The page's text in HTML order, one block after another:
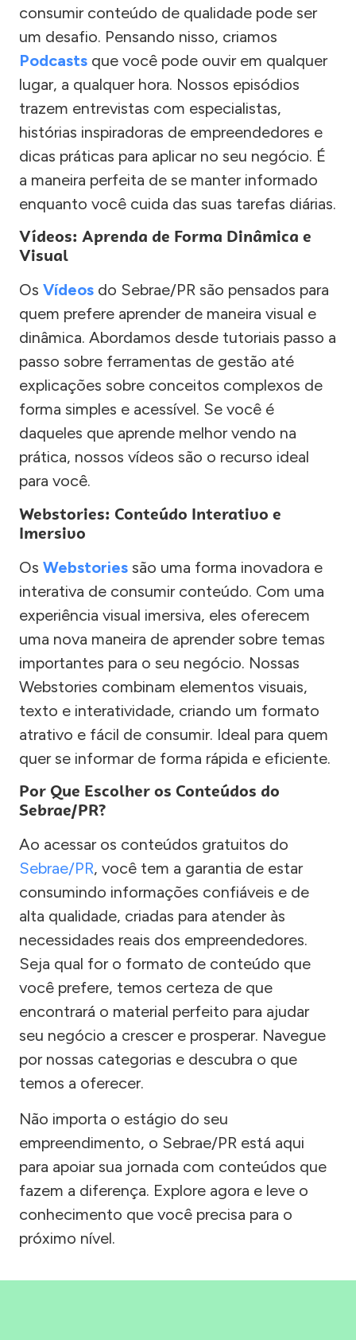
consumir conteúdo de qualidade pode ser
um desafio. Pensando nisso, criamos
Podcasts que você pode ouvir em qualquer
lugar, a qualquer hora. Nossos episódios
trazem entrevistas com especialistas,
histórias inspiradoras de empreendedores e
dicas práticas para aplicar no seu negócio. É
a maneira perfeita de se manter informado
enquanto você cuida das suas tarefas diárias.
Vídeos: Aprenda de Forma Dinâmica e
Visual
Os Vídeos do Sebrae/PR são pensados para
quem prefere aprender de maneira visual e
dinâmica. Abordamos desde tutoriais passo a
passo sobre ferramentas de gestão até
explicações sobre conceitos complexos de
forma simples e acessível. Se você é
daqueles que aprende melhor vendo na
prática, nossos vídeos são o recurso ideal
para você.
Webstories: Conteúdo Interativo e
Imersivo
Os Webstories são uma forma inovadora e
interativa de consumir conteúdo. Com uma
experiência visual imersiva, eles oferecem
uma nova maneira de aprender sobre temas
importantes para o seu negócio. Nossas
Webstories combinam elementos visuais,
texto e interatividade, criando um formato
atrativo e fácil de consumir. Ideal para quem
quer se informar de forma rápida e eficiente.
Por Que Escolher os Conteúdos do
Sebrae/PR?
Ao acessar os conteúdos gratuitos do
Sebrae/PR, você tem a garantia de estar
consumindo informações confiáveis e de
alta qualidade, criadas para atender às
necessidades reais dos empreendedores.
Seja qual for o formato de conteúdo que
você prefere, temos certeza de que
encontrará o material perfeito para ajudar
seu negócio a crescer e prosperar. Navegue
por nossas categorias e descubra o que
temos a oferecer.
Não importa o estágio do seu
empreendimento, o Sebrae/PR está aqui
para apoiar sua jornada com conteúdos que
fazem a diferença. Explore agora e leve o
conhecimento que você precisa para o
próximo nível.